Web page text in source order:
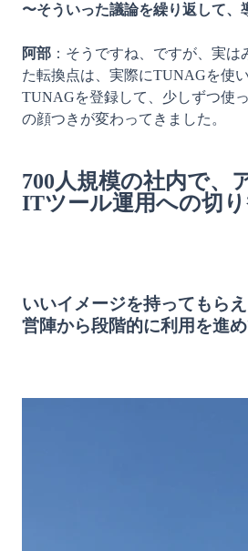
〜そういった議論を繰り返して、
阿部 ：そうですね、ですが、実
た転換点は、実際にTUNAGを使
TUNAGを登録して、少しずつ使
の顔つきが変わってきました。
700人規模の社内で、
ITツール運用への切り
いいイメージを持ってもら
営陣から段階的に利用を進め